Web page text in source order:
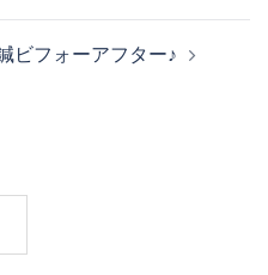
ビフォーアフター♪